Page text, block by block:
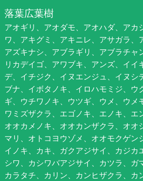
落葉広葉樹
アオギリ、アオダモ、アオハダ、アカ
ワ、アキグミ、アキニレ、アサガラ、
アズキナシ、アブラギリ、アブラチャ
リカデイゴ、アワブキ、アンズ、イイ
デ、イチジク、イヌエンジュ、イヌシ
ブナ、イボタノキ、イロハモミジ、ウ
ギ、ウチワノキ、ウツギ、ウメ、ウメ
ワミズザクラ、エゴノキ、エノキ、エ
オオカメノキ、オオカンザクラ、オオ
マリ、オトコヨウゾメ、オオモクゲン
イノキ、カキ、ガクアジサイ、カジカ
シワ、カシワバアジサイ、カツラ、ガ
カラタチ、カリン、カンヒザクラ、カ